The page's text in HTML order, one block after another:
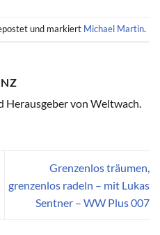
und markiert Michael Martin.
Herausgeber von Weltwach.
Grenzenlos träumen,
grenzenlos radeln – mit Lukas
Sentner – WW Plus 007